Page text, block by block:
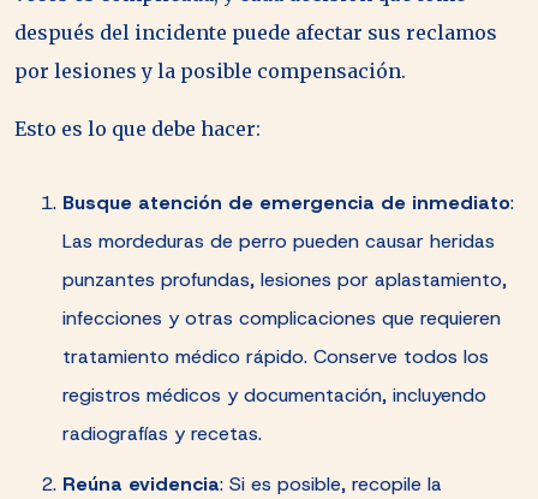
después del incidente puede afectar sus reclamos
por lesiones y la posible compensación.
Esto es lo que debe hacer:
Busque atención de emergencia de inmediato:
Las mordeduras de perro pueden causar heridas
punzantes profundas, lesiones por aplastamiento,
infecciones y otras complicaciones que requieren
tratamiento médico rápido. Conserve todos los
registros médicos y documentación, incluyendo
radiografías y recetas.
Reúna evidencia: Si es posible, recopile la